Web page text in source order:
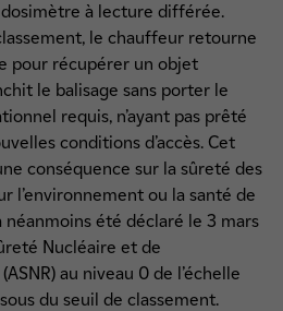
à lecture différée.
le chauffeur retourne
pour récupérer un objet
le balisage sans porter le
requis, n’ayant pas prêté
conditions d’accès. Cet
conséquence sur la sûreté des
l’environnement ou la santé de
été déclaré le 3 mars
Nucléaire et de
au niveau 0 de l’échelle
du seuil de classement.